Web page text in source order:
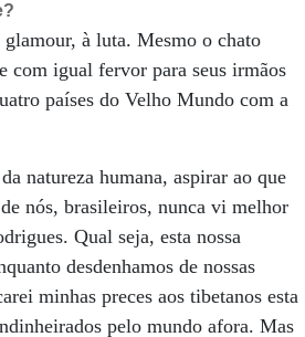
à luta. Mesmo o chato
com igual fervor para seus irmãos
países do Velho Mundo com a
natureza humana, aspirar ao que
nós, brasileiros, nunca vi melhor
Qual seja, esta nossa
desdenhamos de nossas
minhas preces aos tibetanos esta
pelo mundo afora. Mas